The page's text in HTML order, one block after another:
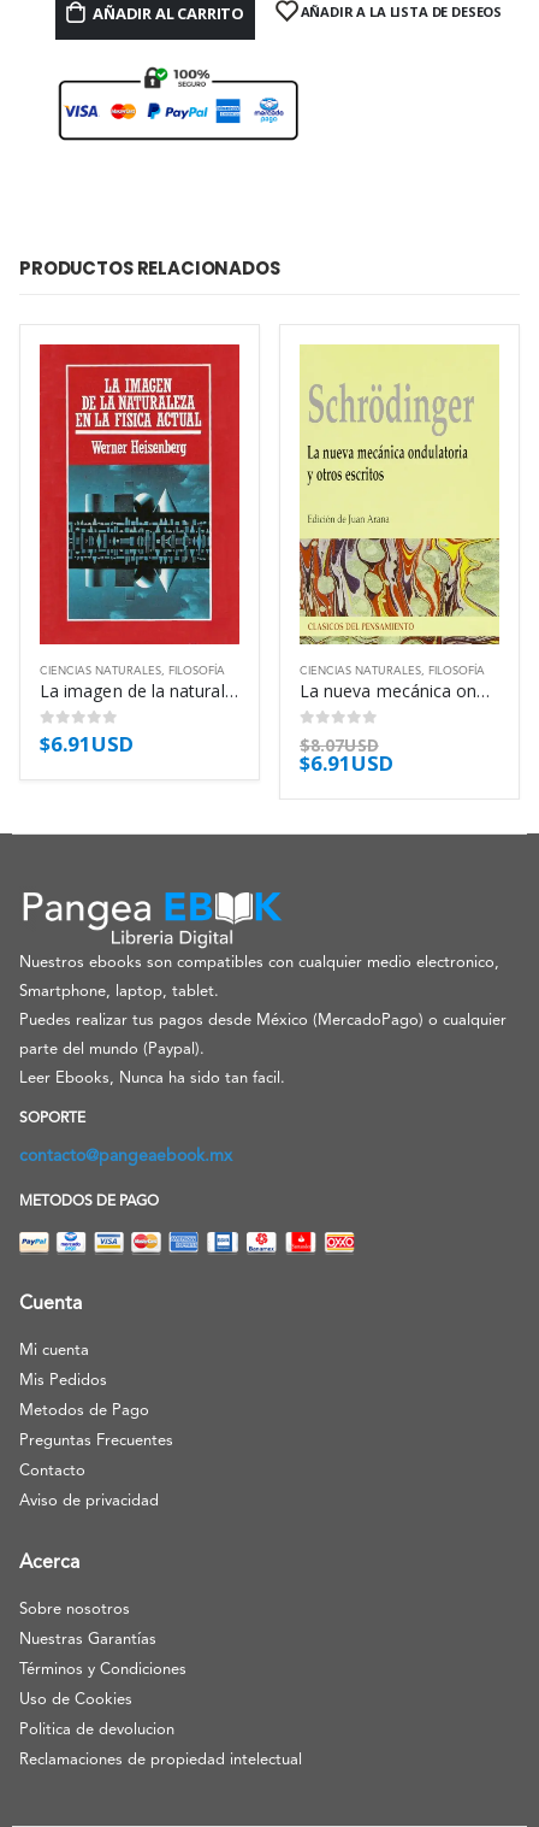
AÑADIR AL CARRITO AÑADIR A LA LISTA DE DESEOS
PRODUCTOS RELACIONADOS
CIENCIAS NATURALES, FILOSOFÍA
La imagen de la naturaleza en la física actual – Werner Heisenberg
0out of 5
$6.91USD
CIENCIAS NATURALES, FILOSOFÍA
La nueva mecánica ondulatoria y otros escritos – Erwin Schrödinger
0out of 5
$8.07USD
$6.91USD
Nuestros ebooks son compatibles con cualquier medio electronico,
Smartphone, laptop, tablet.
Puedes realizar tus pagos desde México (MercadoPago) o cualquier
parte del mundo (Paypal).
Leer Ebooks, Nunca ha sido tan facil.
SOPORTE
contacto@pangeaebook.mx
METODOS DE PAGO
Cuenta
Mi cuenta
Mis Pedidos
Metodos de Pago
Preguntas Frecuentes
Contacto
Aviso de privacidad
Acerca
Sobre nosotros
Nuestras Garantías
Términos y Condiciones
Uso de Cookies
Politica de devolucion
Reclamaciones de propiedad intelectual